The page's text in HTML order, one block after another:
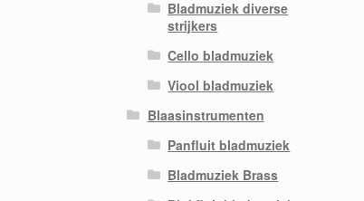
Bladmuziek diverse
strijkers
Cello bladmuziek
Viool bladmuziek
Blaasinstrumenten
Panfluit bladmuziek
Bladmuziek Brass